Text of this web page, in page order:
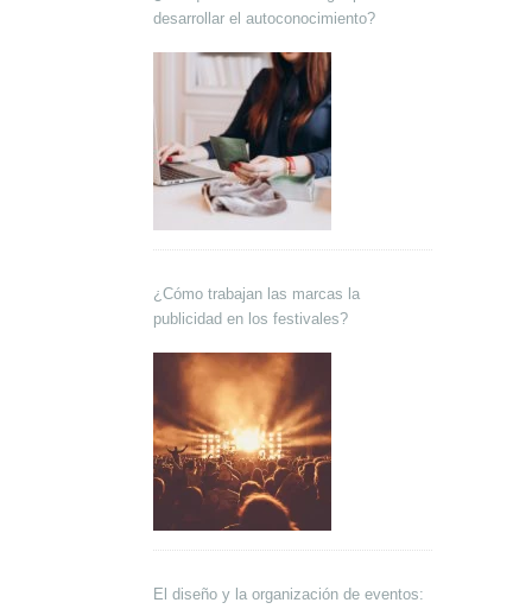
desarrollar el autoconocimiento?
¿Cómo trabajan las marcas la
publicidad en los festivales?
El diseño y la organización de eventos: